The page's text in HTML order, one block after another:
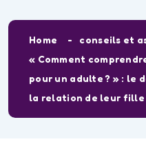
Home
conseils et
« Comment
pour un adulte ? » : le
la relation de leur fille